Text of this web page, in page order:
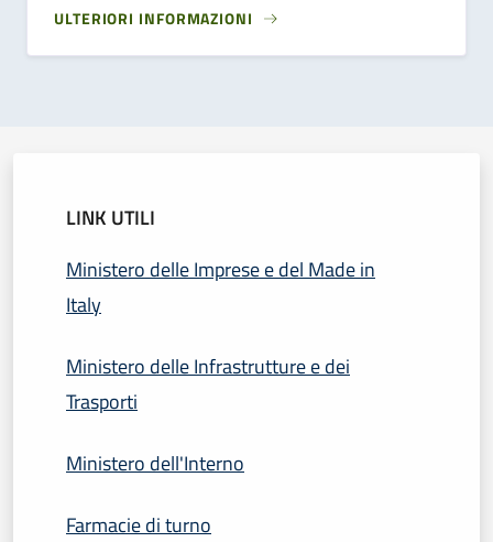
ULTERIORI INFORMAZIONI
LINK UTILI
Ministero delle Imprese e del Made in
Italy
Ministero delle Infrastrutture e dei
Trasporti
Ministero dell'Interno
Farmacie di turno